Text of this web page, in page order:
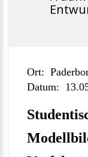
Ort:
Datum: